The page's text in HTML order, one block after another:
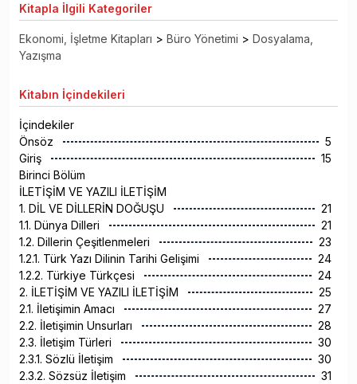
Kitapla İlgili Kategoriler
Ekonomi, İşletme Kitapları > Büro Yönetimi > Dosyalama,
Yazışma
Kitabın İçindekileri
İçindekiler
Önsöz
5
Giriş
15
Birinci Bölüm
İLETİŞİM VE YAZILI İLETİŞİM
1. DİL VE DİLLERİN DOĞUŞU
21
1.1. Dünya Dilleri
21
1.2. Dillerin Çeşitlenmeleri
23
1.2.1. Türk Yazı Dilinin Tarihi Gelişimi
24
1.2.2. Türkiye Türkçesi
24
2. İLETİŞİM VE YAZILI İLETİŞİM
25
2.1. İletişimin Amacı
27
2.2. İletişimin Unsurları
28
2.3. İletişim Türleri
30
2.3.1. Sözlü İletişim
30
2.3.2. Sözsüz İletişim
31